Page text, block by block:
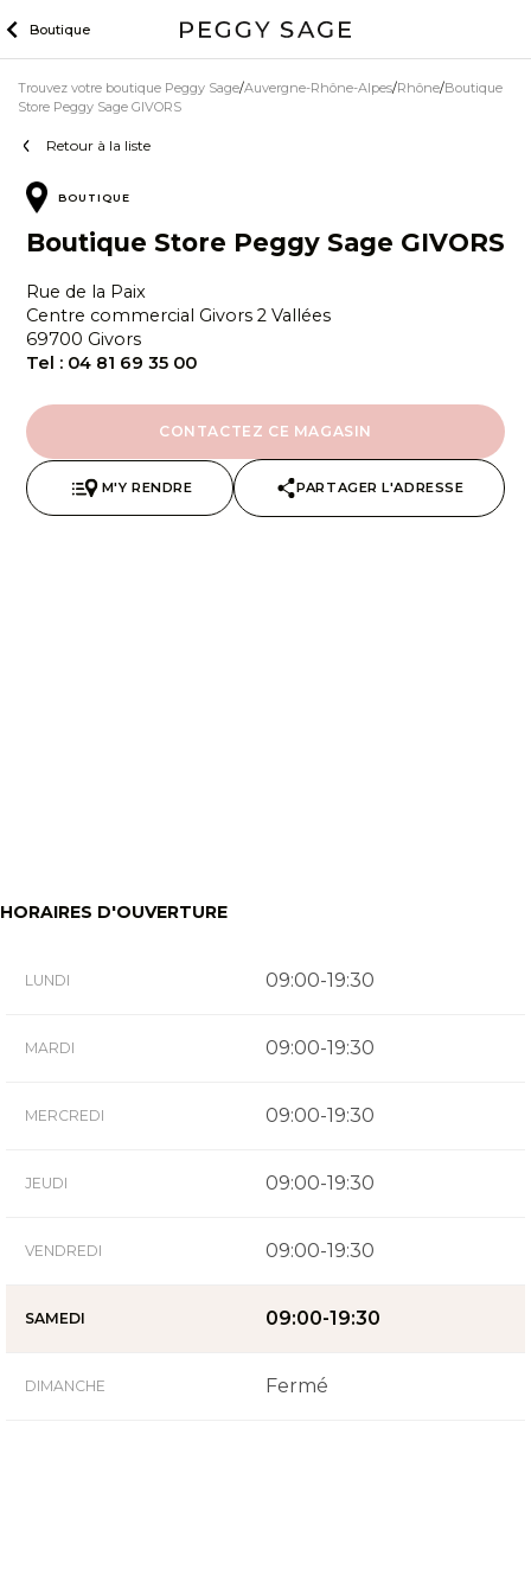
to
Boutique
Retour à la liste
Trouvez votre boutique Peggy Sage Auvergne-Rhône-Alpes Rhône Boutique
Store Peggy Sage GIVORS
BOUTIQUE
Boutique Store Peggy Sage GIVORS
Rue de la Paix
Centre commercial Givors 2 Vallées
69700 Givors
Tel : 04 81 69 35 00
CONTACTEZ CE MAGASIN
M'Y RENDRE PARTAGER L'ADRESSE
HORAIRES D'OUVERTURE
LUNDI 09:00-19:30
MARDI 09:00-19:30
MERCREDI 09:00-19:30
JEUDI 09:00-19:30
VENDREDI 09:00-19:30
SAMEDI 09:00-19:30
DIMANCHE Fermé